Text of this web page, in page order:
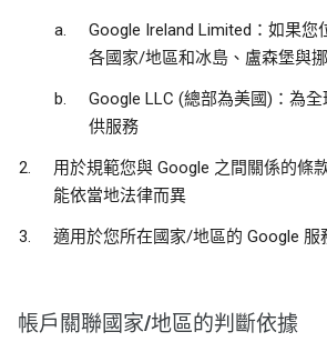
Google Ireland Limited：如果您
各國家/地區和冰島、盧森堡與
Google LLC (總部為美國)：為
供服務
用於規範您與 Google 之間關係的條
能依當地法律而異
適用於您所在國家/地區的 Google 服
帳戶關聯國家/地區的判斷依據